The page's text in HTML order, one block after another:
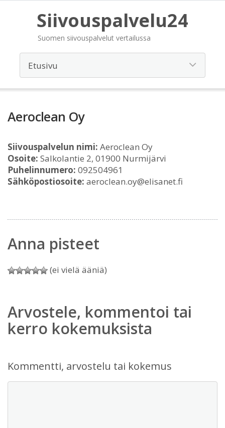
Siivouspalvelu24
Suomen siivouspalvelut vertailussa
Aeroclean Oy
Siivouspalvelun nimi: Aeroclean Oy
Osoite: Salkolantie 2, 01900 Nurmijärvi
Puhelinnumero: 092504961
Sähköpostiosoite: aeroclean.oy@elisanet.fi
Anna pisteet
(ei vielä ääniä)
Arvostele, kommentoi tai
kerro kokemuksista
Kommentti, arvostelu tai kokemus